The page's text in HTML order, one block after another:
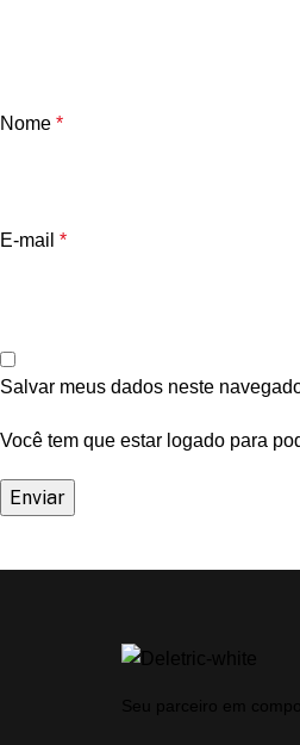
Nome *
E-mail *
Salvar meus dados neste
Você tem que estar logado para